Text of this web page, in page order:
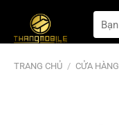
nội
dung
Tìm
kiếm:
TRANG CHỦ / CỬA HÀNG